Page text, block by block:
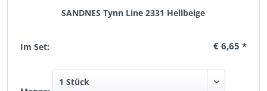
SANDNES Tynn Line 2331 Hellbeige
Im Set: € 6,65 *